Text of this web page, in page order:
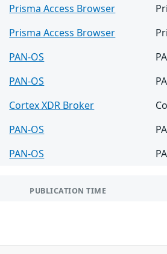
Prisma Access Browser
Prisma Access Browser
PAN-OS
PAN-OS
Cortex XDR Broker
PAN-OS
PAN-OS
PUBLICATION TIME